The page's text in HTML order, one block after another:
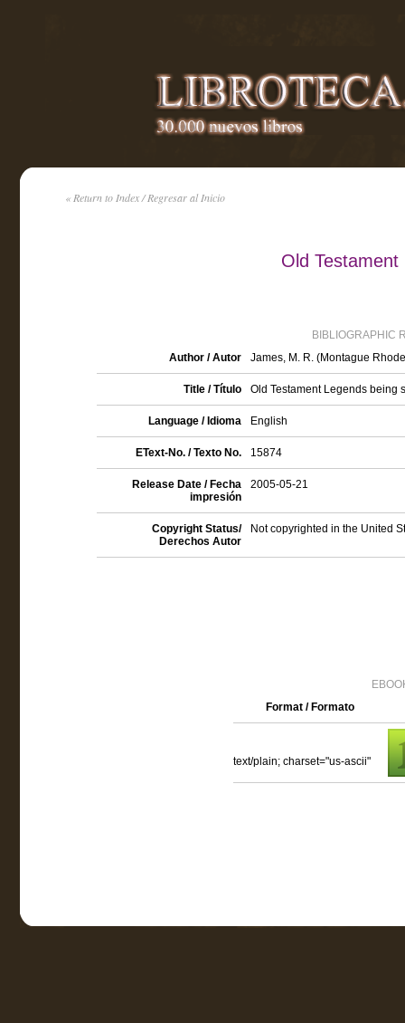
« Return to Index / Regresar al Inicio
Old
BIBLIOGRAPHIC
Author / Autor
James, M. R. (Montague
Title / Título Old Testament Legends being
Language / Idioma English
EText-No. / Texto No. 15874
Release Date / Fecha
impresión
2005-05-21
Copyright Status/
Derechos Autor
Not copyrighted in the United
Format / Formato
text/plain; charset="us-ascii"